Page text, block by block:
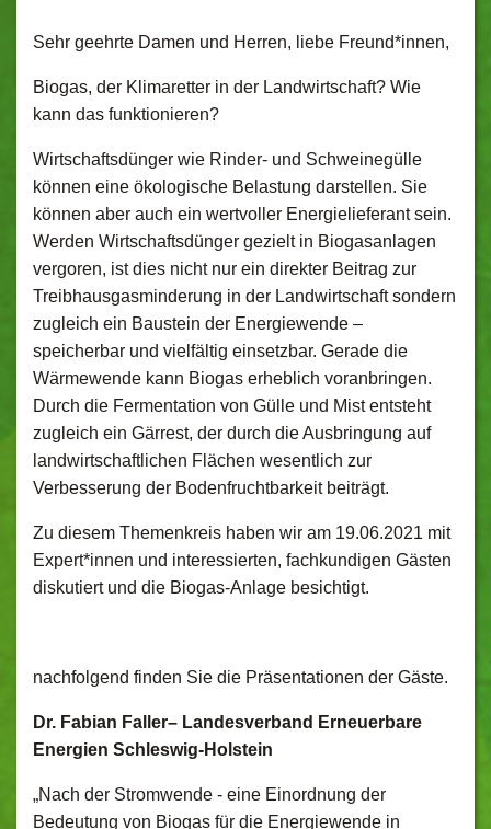
Sehr geehrte Damen und Herren, liebe Freund*innen,
Biogas, der Klimaretter in der Landwirtschaft? Wie
kann das funktionieren?
Wirtschaftsdünger wie Rinder- und Schweinegülle
können eine ökologische Belastung darstellen. Sie
können aber auch ein wertvoller Energielieferant sein.
Werden Wirtschaftsdünger gezielt in Biogasanlagen
vergoren, ist dies nicht nur ein direkter Beitrag zur
Treibhausgasminderung in der Landwirtschaft sondern
zugleich ein Baustein der Energiewende –
speicherbar und vielfältig einsetzbar. Gerade die
Wärmewende kann Biogas erheblich voranbringen.
Durch die Fermentation von Gülle und Mist entsteht
zugleich ein Gärrest, der durch die Ausbringung auf
landwirtschaftlichen Flächen wesentlich zur
Verbesserung der Bodenfruchtbarkeit beiträgt.
Zu diesem Themenkreis haben wir am 19.06.2021 mit
Expert*innen und interessierten, fachkundigen Gästen
diskutiert und die Biogas-Anlage besichtigt.
nachfolgend finden Sie die Präsentationen der Gäste.
Dr. Fabian Faller– Landesverband Erneuerbare
Energien Schleswig-Holstein
„Nach der Stromwende - eine Einordnung der
Bedeutung von Biogas für die Energiewende in